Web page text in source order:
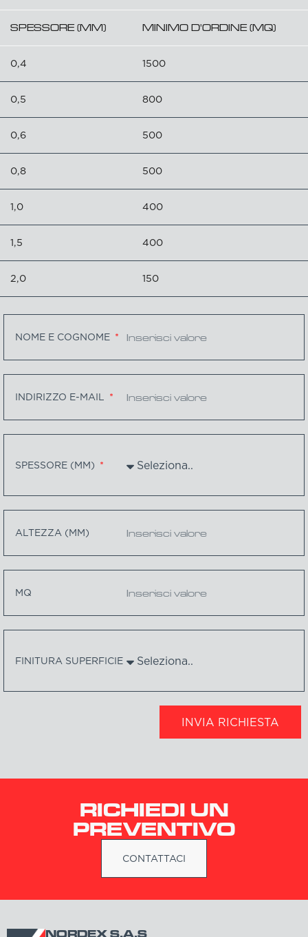
SPESSORE (MM) MINIMO D'ORDINE (MQ)
0,4 1500
0,5 800
0,6 500
0,8 500
1,0 400
1,5 400
2,0 150
NOME E COGNOME
INDIRIZZO E-MAIL
SPESSORE (MM)
ALTEZZA (MM)
MQ
FINITURA SUPERFICIE
INVIA RICHIESTA
RICHIEDI UN
PREVENTIVO
CONTATTACI
NORDEX S.A.S